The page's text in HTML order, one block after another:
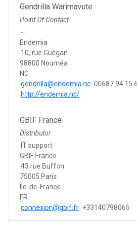
Gendrilla Warimavute
Point Of Contact
-
Endemia
10, rue Guégan
98800 Nouméa
NC
gendrilla@endemia.nc 00687 94 15
http://endemia.nc/
GBIF France
Distributor
IT support
GBIF France
43 rue Buffon
75005 Paris
Île-de-France
FR
connexion@gbif.fr +33140798065